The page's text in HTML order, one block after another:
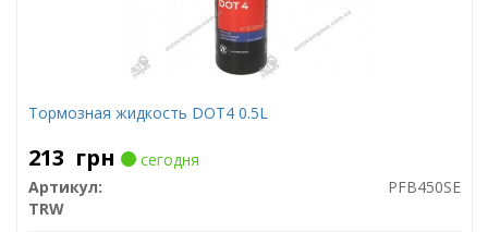
Тормозная жидкость DOT4 0.5L
213 грн
сегодня
Артикул:
PFB450SE
TRW